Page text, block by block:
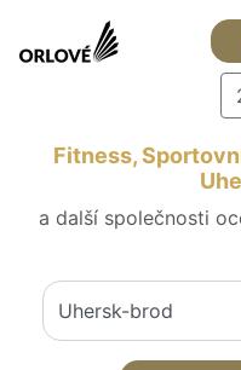
Fitness,
a další společnosti